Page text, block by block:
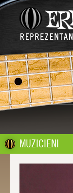
MUZICIENI